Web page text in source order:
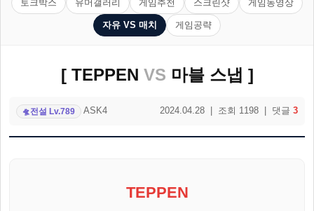
토크박스 유머갤러리 게임추천 스크린샷 게임동영상
자유 VS 매치 게임공략
[ TEPPEN VS 마블 스냅 ]
🛸전설 Lv.789 ASK4 2024.04.28 | 조회 1198 | 댓글 3
TEPPEN